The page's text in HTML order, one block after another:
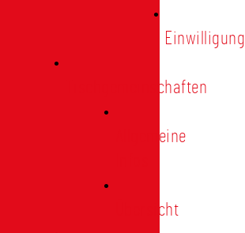
Einwilligung
Tischgemeinschaften
Allgemeine
Übersicht